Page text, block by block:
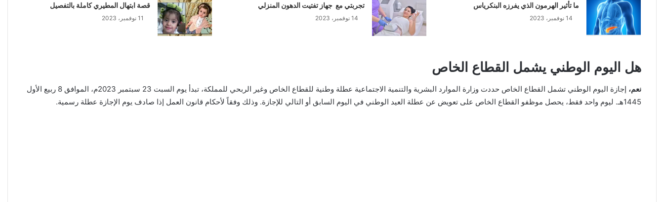
ما تأثير الهرمون الذي يفرزه البنكرياس
14 نوفمبر، 2023
تجربتي مع جهاز تفتيت الدهون المنزلي
14 نوفمبر، 2023
قصة ابتهال المطيري كاملة بالتفصيل
11 نوفمبر، 2023
هل اليوم الوطني يشمل القطاع الخاص
نعم،
إجازة اليوم الوطني تشمل القطاع الخاص حددت وزارة الموارد البشرية والتنمية الاجتماعية عطلة وطنية للقطاع الخاص وغير الربحي للمملكة، تبدأ يوم السبت 23 سبتمبر 2023م، الموافق 8 ربيع الأول
1445هـ. ليوم واحد فقط، يحصل موظفو القطاع الخاص على تعويض عن عطلة العيد الوطني في اليوم السابق أو التالي للإجازة. وذلك وفقاً لأحكام قانون العمل إذا صادف يوم الإجازة عطلة رسمية.